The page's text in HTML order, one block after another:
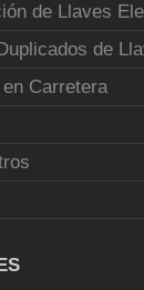
de Llaves
de
Carretera